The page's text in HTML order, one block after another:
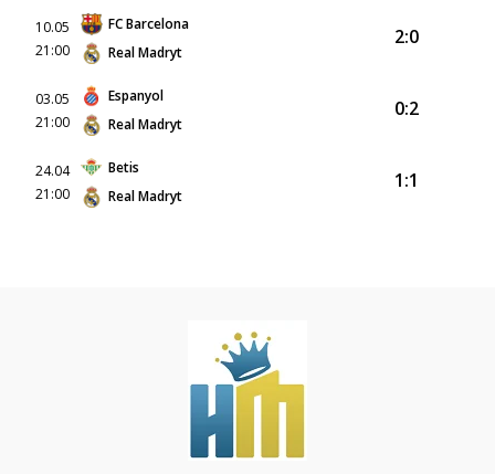
10.05
21:00
FC Barcelona
Real Madryt
2:0
03.05
21:00
Espanyol
Real Madryt
0:2
24.04
21:00
Betis
Real Madryt
1:1